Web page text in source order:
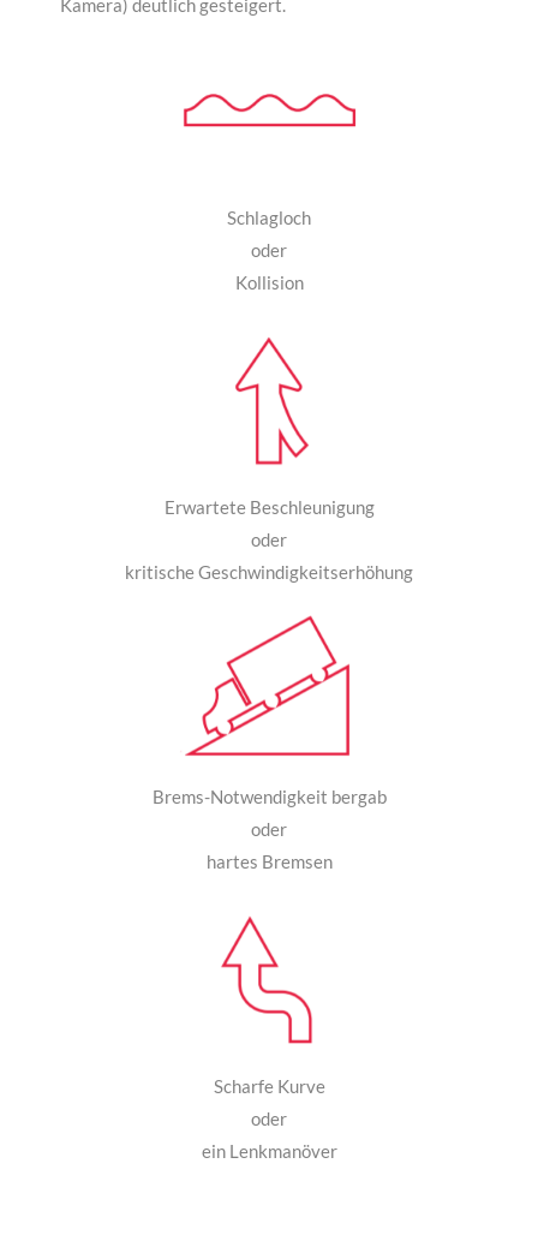
Schlagloch
oder
Erwartete Beschleunigung
oder
Brems-Notwendigkeit bergab
oder
Scharfe Kurve
oder